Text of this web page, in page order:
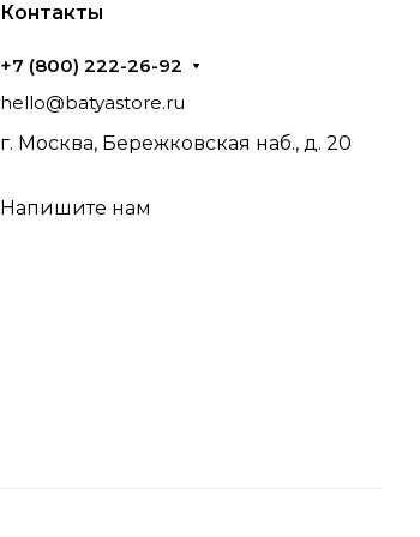
Контакты
+7 (800) 222-26-92
hello@batyastore.ru
г. Москва, Бережковская наб., д. 20
Напишите нам